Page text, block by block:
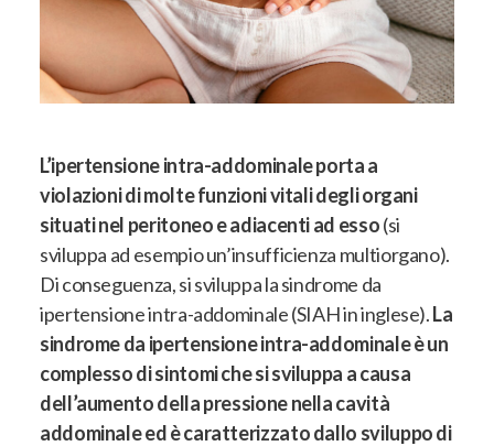
L’ipertensione intra-addominale porta a
violazioni di molte funzioni vitali degli organi
situati nel peritoneo e adiacenti ad esso(si
sviluppa ad esempio un’insufficienza multiorgano).
Di conseguenza, si sviluppa la sindrome da
ipertensione intra-addominale (SIAH in inglese).La
sindrome da ipertensione intra-addominale è un
complesso di sintomi che si sviluppa a causa
dell’aumento della pressione nella cavità
addominale ed è caratterizzato dallo sviluppo di